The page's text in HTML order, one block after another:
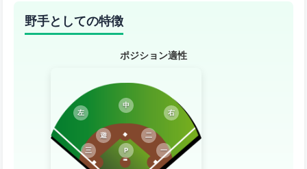
野手としての特徴
ポジション適性
P 一
二
三
遊
左
中
右